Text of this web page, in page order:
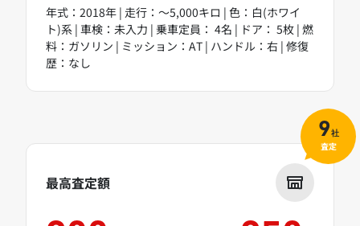
年式：2018年 | 走行：～5,000キロ | 色：白(ホワイ
ト)系 | 車検：未入力 | 乗車定員： 4名 | ドア： 5枚 | 燃
料：ガソリン | ミッション：AT | ハンドル：右 | 修復
歴：なし
最高査定額
9社
査定